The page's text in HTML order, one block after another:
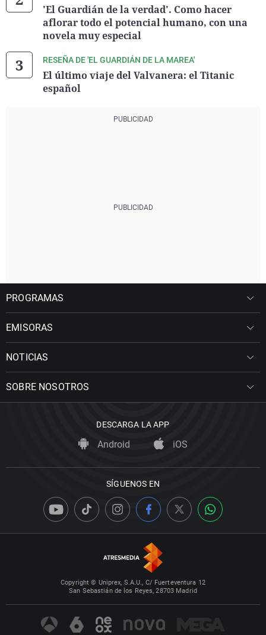
'El Guardián de la verdad'. Como hacer
aflorar todo el potencial humano, con una
novela muy especial
RESEÑA DE 'EL GUARDIÁN DE LA MAREA'
El último viaje del Valvanera: el Titanic
español
PROGRAMAS
EMISORAS
NOTICIAS
SOBRE NOSOTROS
DESCARGA LA APP
Android iOS
SÍGUENOS EN
Copyright © Uniprex, S.A.U., C/ Fuerteventura 12
San Sebastián de los Reyes, 28703 Madrid